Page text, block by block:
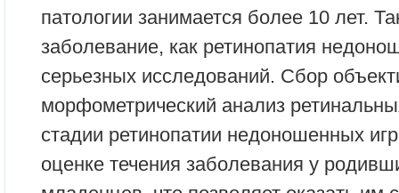
патологии занимается более 10 лет.
заболевание, как ретинопатия
серьезных исследований. Сбор
морфометрический анализ
стадии ретинопатии недоношенных
оценке течения заболевания у